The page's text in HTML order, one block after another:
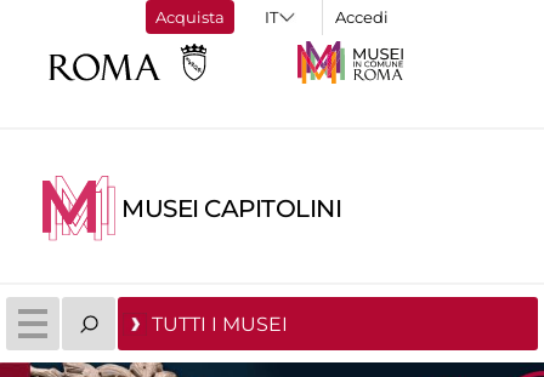
Acquista Accedi
MUSEI CAPITOLINI
TUTTI I MUSEI